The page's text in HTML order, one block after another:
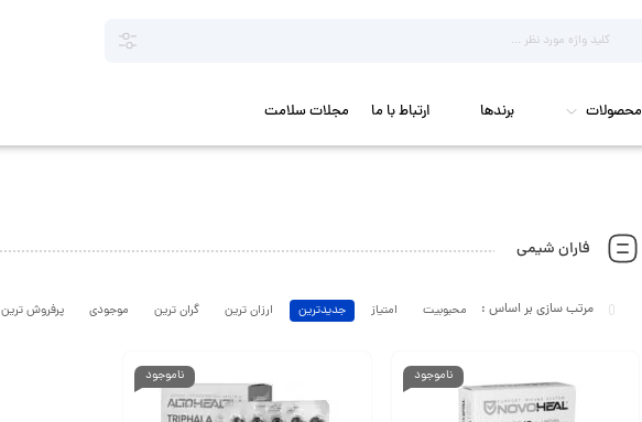
محصولات برندها ارتباط با ما مجلات سلامت
فاران شیمی
محبوبیت امتیاز جدیدترین ارزان ترین گران ترین موجودی پرفروش ترین
ناموجود ناموجود